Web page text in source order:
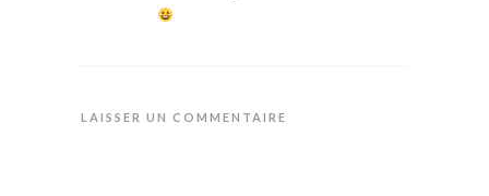
LAISSER UN COMMENTAIRE